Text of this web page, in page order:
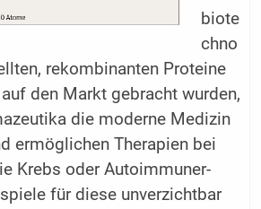
biote
chno
rekombinanten Proteine
den Markt gebracht wurden,
die moderne Medizin
ermöglichen Therapien bei
Krebs oder Autoimmuner-
für diese unverzichtbar